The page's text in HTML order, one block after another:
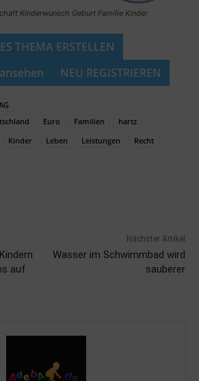
Kinderwunsch Geburt Familie Kinder
THEMA ERSTELLEN
NEU REGISTRIEREN
Euro Familien
hartz
Kinder Leben Leistungen
Recht
auf
Nächster Artikel
Wasser im Schwimmbad wird
sauberer